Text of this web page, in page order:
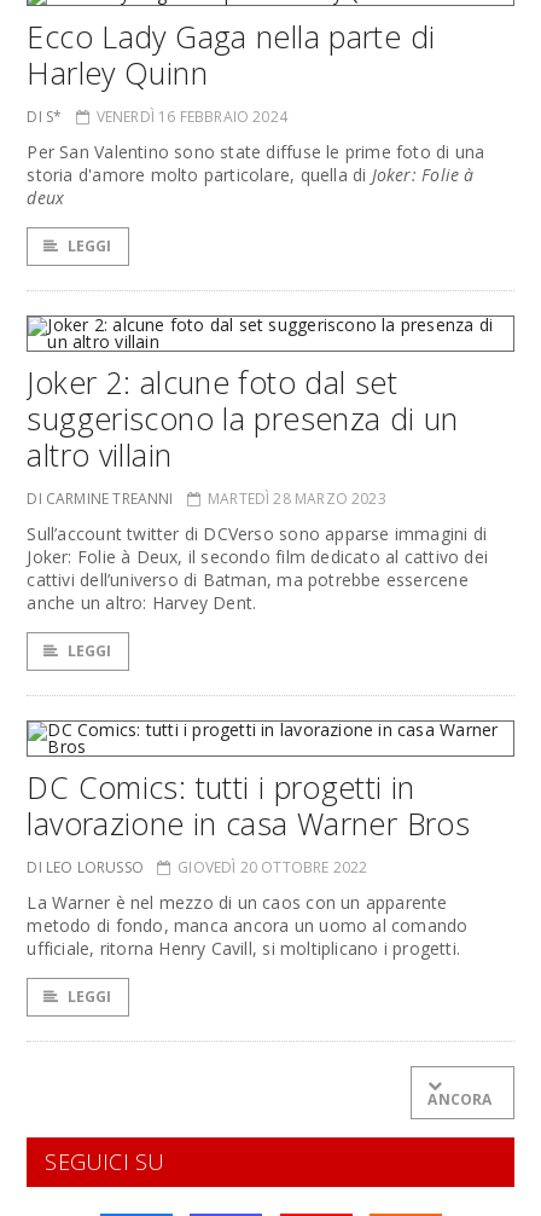
Ecco Lady Gaga nella parte di
Harley Quinn
DI S* VENERDÌ 16 FEBBRAIO 2024
Per San Valentino sono state diffuse le prime foto di una
storia d'amore molto particolare, quella di Joker: Folie à
deux
LEGGI
Joker 2: alcune foto dal set
suggeriscono la presenza di un
altro villain
DI CARMINE TREANNI MARTEDÌ 28 MARZO 2023
Sull’account twitter di DCVerso sono apparse immagini di
Joker: Folie à Deux, il secondo film dedicato al cattivo dei
cattivi dell’universo di Batman, ma potrebbe essercene
anche un altro: Harvey Dent.
LEGGI
DC Comics: tutti i progetti in
lavorazione in casa Warner Bros
DI LEO LORUSSO GIOVEDÌ 20 OTTOBRE 2022
La Warner è nel mezzo di un caos con un apparente
metodo di fondo, manca ancora un uomo al comando
ufficiale, ritorna Henry Cavill, si moltiplicano i progetti.
LEGGI
ANCORA
SEGUICI SU